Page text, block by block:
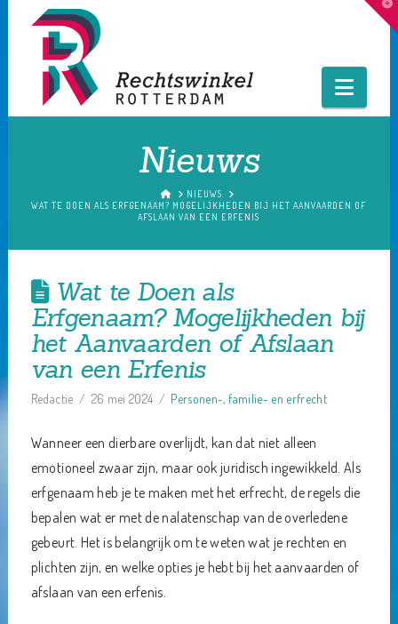
Nieuws
HOMENIEUWS
WAT TE DOEN ALS ERFGENAAM? MOGELIJKHEDEN BIJ HET AANVAARDEN OF
AFSLAAN VAN EEN ERFENIS
Wat te Doen als
Erfgenaam? Mogelijkheden bij
het Aanvaarden of Afslaan
van een Erfenis
Redactie 26 mei 2024 Personen-, familie- en erfrecht
Wanneer een dierbare overlijdt, kan dat niet alleen
emotioneel zwaar zijn, maar ook juridisch ingewikkeld. Als
erfgenaam heb je te maken met het erfrecht, de regels die
bepalen wat er met de nalatenschap van de overledene
gebeurt. Het is belangrijk om te weten wat je rechten en
plichten zijn, en welke opties je hebt bij het aanvaarden of
afslaan van een erfenis.